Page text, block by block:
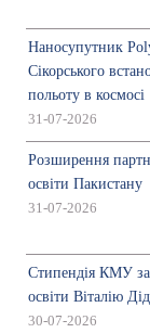
Наносупутник
Сікорського
польоту в космосі
31-07-2026
Розширення
освіти Пакистану
31-07-2026
Стипендія КМУ за
освіти Віталію
30-07-2026